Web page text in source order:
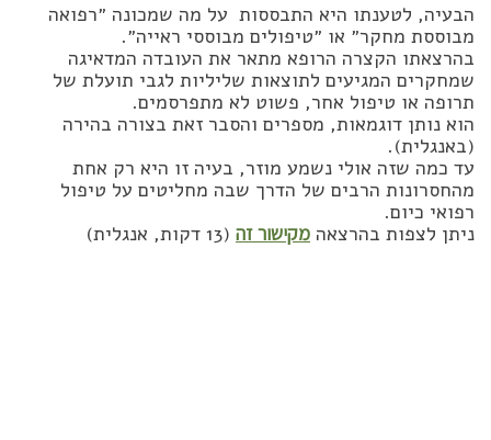
הבעיה, לטענתו היא התבססות על מה שמכונה ״רפואה
מבוססת מחקר״ או ״טיפולים מבוססי ראייה״.
בהרצאתו הקצרה הרופא מתאר את העובדה המדאיגה
שמחקרים המגיעים לתוצאות שליליות לגבי תועלת של
תרופה או טיפול אחר, פשוט לא מתפרסמים.
הוא נותן דוגמאות, מספרים והסבר זאת בצורה בהירה
(באנגלית).
עד כמה שזה אולי נשמע מוזר, בעיה זו היא רק אחת
מהחסרונות הרבים של הדרך שבה מחליטים על טיפול
רפואי כיום.
ניתן לצפות בהרצאה מקישור זה (13 דקות, אנגלית)